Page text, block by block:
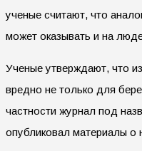
ученые считают, что
может оказывать и на
Ученые утверждают, что
вредно не только для
частности журнал под
опубликовал материалы о